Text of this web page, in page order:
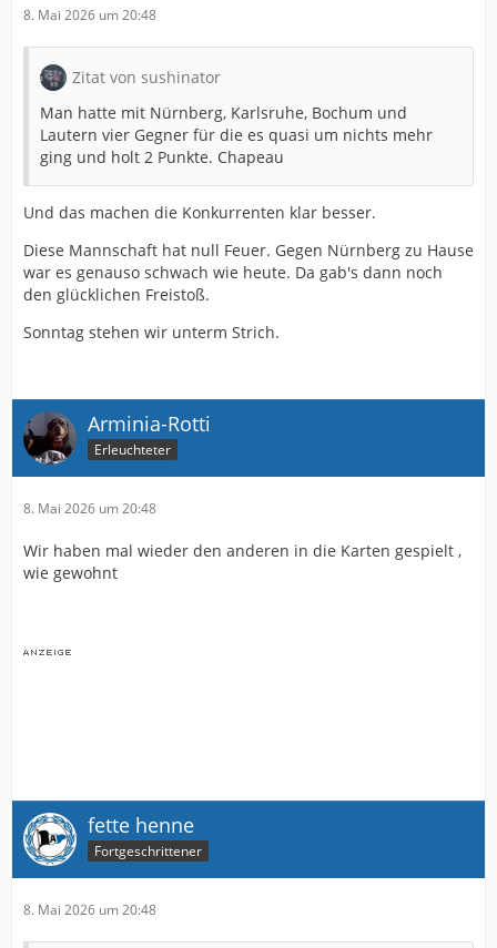
8. Mai 2026 um 20:48
Zitat von sushinator
Man hatte mit Nürnberg, Karlsruhe, Bochum und
Lautern vier Gegner für die es quasi um nichts mehr
ging und holt 2 Punkte. Chapeau
Und das machen die Konkurrenten klar besser.
Diese Mannschaft hat null Feuer. Gegen Nürnberg zu Hause
war es genauso schwach wie heute. Da gab's dann noch
den glücklichen Freistoß.
Sonntag stehen wir unterm Strich.
Arminia-Rotti
Erleuchteter
8. Mai 2026 um 20:48
Wir haben mal wieder den anderen in die Karten gespielt ,
wie gewohnt
fette henne
Fortgeschrittener
8. Mai 2026 um 20:48